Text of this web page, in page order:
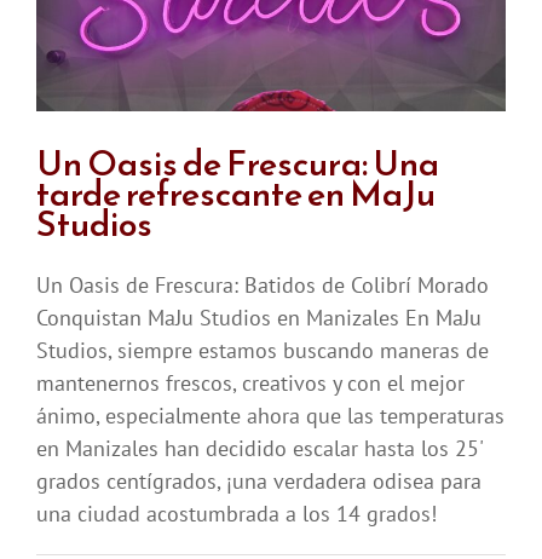
Un Oasis de Frescura: Una
tarde refrescante en MaJu
Studios
Un Oasis de Frescura: Batidos de Colibrí Morado
Conquistan MaJu Studios en Manizales En MaJu
Studios, siempre estamos buscando maneras de
mantenernos frescos, creativos y con el mejor
ánimo, especialmente ahora que las temperaturas
en Manizales han decidido escalar hasta los 25'
grados centígrados, ¡una verdadera odisea para
una ciudad acostumbrada a los 14 grados!